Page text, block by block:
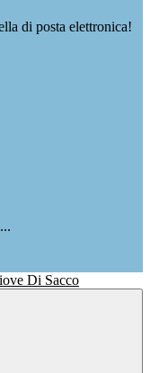
di posta elettronica!